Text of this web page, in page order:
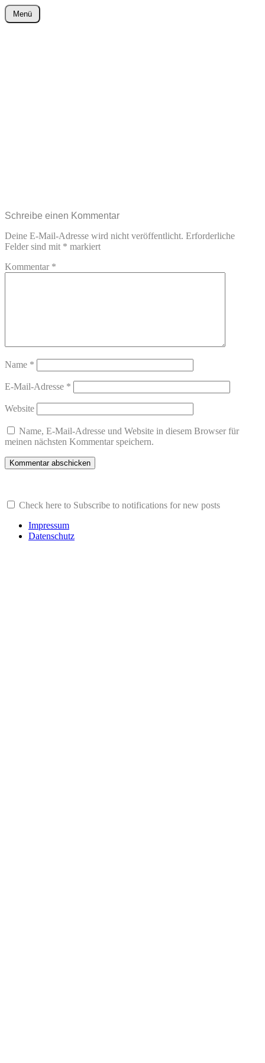
wurster-cartoon-blog.de
Menü
Zum
Inhalt
Schreibe einen Kommentar
Deine E-Mail-Adresse wird nicht veröffentlicht. Erforderliche
Felder sind mit * markiert
Kommentar *
Name *
E-Mail-Adresse *
Website
Name, E-Mail-Adresse und Website in diesem Browser für
meinen nächsten Kommentar speichern.
Check here to Subscribe to notifications for new posts
Impressum
Datenschutz